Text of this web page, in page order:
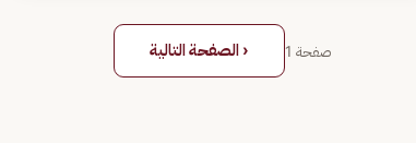
صفحة 1 ‹ الصفحة التالية